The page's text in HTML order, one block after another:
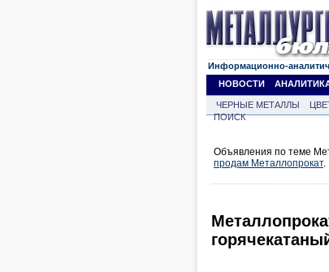
Информационно-
НОВОСТИ
ЧЕРНЫЕ МЕТАЛЛЫ
ПОИСК
Объявления по теме
продам Металлопрокат.